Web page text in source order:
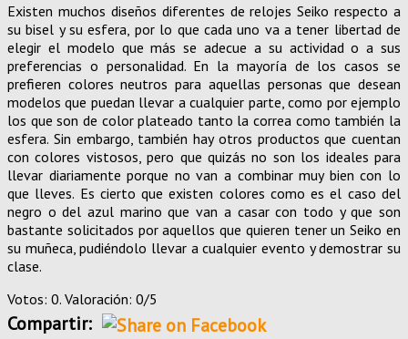
Existen muchos diseños diferentes de relojes Seiko respecto a
su bisel y su esfera, por lo que cada uno va a tener libertad de
elegir el modelo que más se adecue a su actividad o a sus
preferencias o personalidad. En la mayoría de los casos se
prefieren colores neutros para aquellas personas que desean
modelos que puedan llevar a cualquier parte, como por ejemplo
los que son de color plateado tanto la correa como también la
esfera. Sin embargo, también hay otros productos que cuentan
con colores vistosos, pero que quizás no son los ideales para
llevar diariamente porque no van a combinar muy bien con lo
que lleves. Es cierto que existen colores como es el caso del
negro o del azul marino que van a casar con todo y que son
bastante solicitados por aquellos que quieren tener un Seiko en
su muñeca, pudiéndolo llevar a cualquier evento y demostrar su
clase.
Votos: 0. Valoración: 0/5
Compartir: